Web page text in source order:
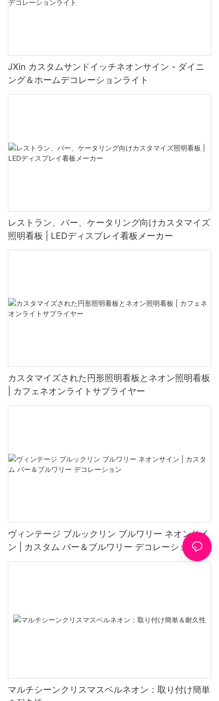
JXin カスタムサンドイッチネオンサイン - ダイニ
ング＆ホームデコレーションライト
レストラン、バー、ケータリング向けカスタマイズ
照明看板 | LEDディスプレイ看板メーカー
カスタマイズされた円形照明看板とネオン照明看板
| カフェネオンライトサプライヤー
ヴィンテージ ブルックリン ブルワリー ネオンサイ
ン | カスタム バー＆ブルワリー デコレーション
マルチシーンクリスマスベルネオン：取り付け簡単